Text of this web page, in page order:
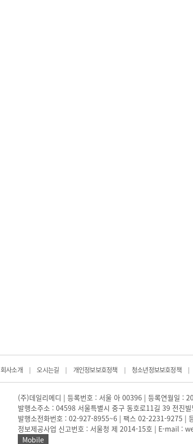
회사소개 | 오시는길 | 개인정보보호정책 | 청소년정보보호정책 |
(주)데일리메디 | 등록번호 : 서울 아 00396 | 등록연월일 :
발행소주소 : 04598 서울특별시 중구 동호로11길 39 전진
발행소전화번호 : 02-927-8955~6 | 팩스 02-2231-9275 |
정보제공사업 신고번호 : 서울청 제 2014-15호 | E-mail :
Mobile